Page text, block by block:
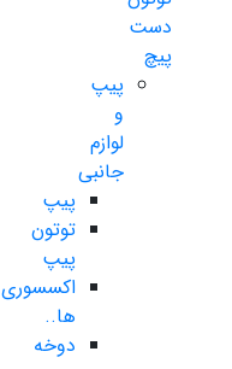
دست
پیچ
پیپ
و
لوازم
جانبی
پیپ
توتون
پیپ
اکسسوری
ها..
دوخه